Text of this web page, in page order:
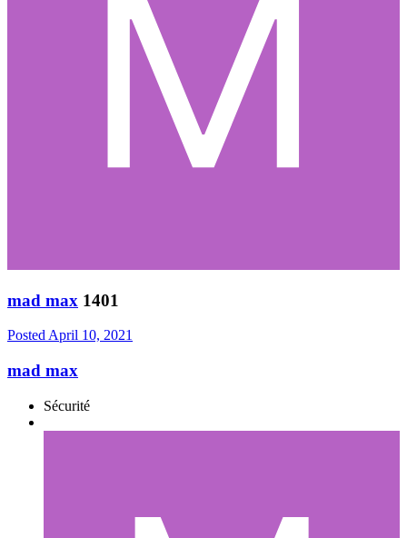
mad max 1401
Posted April 10, 2021
mad max
Sécurité